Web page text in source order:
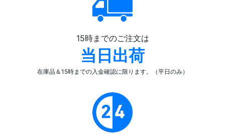
15時までのご注文は
当日出荷
在庫品＆15時までの入金確認に限ります。（平日のみ）